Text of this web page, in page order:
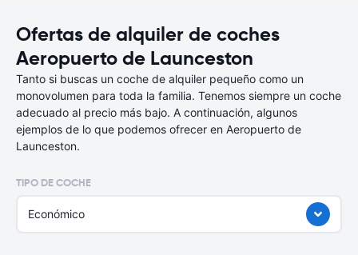
Ofertas de alquiler de coches
Aeropuerto de Launceston
Tanto si buscas un coche de alquiler pequeño como un
monovolumen para toda la familia. Tenemos siempre un coche
adecuado al precio más bajo. A continuación, algunos
ejemplos de lo que podemos ofrecer en Aeropuerto de
Launceston.
TIPO DE COCHE
Económico